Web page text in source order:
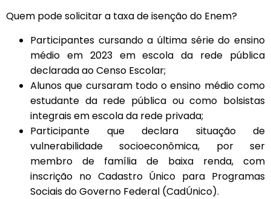
Quem pode solicitar a taxa de isenção do Enem?
Participantes cursando a última série do ensino
médio em 2023 em escola da rede pública
declarada ao Censo Escolar;
Alunos que cursaram todo o ensino médio como
estudante da rede pública ou como bolsistas
integrais em escola da rede privada;
Participante que declara situação de
vulnerabilidade socioeconômica, por ser
membro de família de baixa renda, com
inscrição no Cadastro Único para Programas
Sociais do Governo Federal (CadÚnico).